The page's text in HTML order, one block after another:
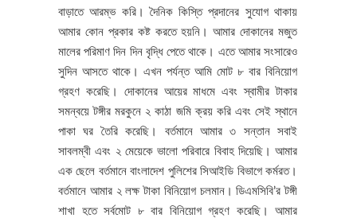
বাড়াতে আরম্ভ করি। দৈনিক কিস্তি প্রদানের সুযোগ থাকায়
আমার কোন প্রকার কষ্ট করতে হয়নি। আমার দোকানের মজুত
মালের পরিমাণ দিন দিন বৃদ্ধি পেতে থাকে। এতে আমার সংসারেও
সুদিন আসতে থাকে। এখন পর্যন্ত আমি মোট ৮ বার বিনিয়োগ
গ্রহণ করেছি। দোকানের আয়ের মাধমে এবং স্বামীর টাকার
সমন্বয়ে টঙ্গীর মরকুনে ২ কাঠা জমি ক্রয় করি এবং সেই স্থানে
পাকা ঘর তৈরি করেছি। বর্তমানে আমার ৩ সন্তান সবাই
সাবলম্বী এবং ২ মেয়েকে ভালো পরিবারে বিবাহ দিয়েছি। আমার
এক ছেলে বর্তমানে বাংলাদেশ পুলিশের সিআইডি বিভাগে কর্মরত।
বর্তমানে আমার ২ লক্ষ টাকা বিনিয়োগ চলমান। ডিএমসিবি’র টঙ্গী
শাখা হতে সর্বমোট ৮ বার বিনিয়োগ গ্রহণ করেছি। আমার